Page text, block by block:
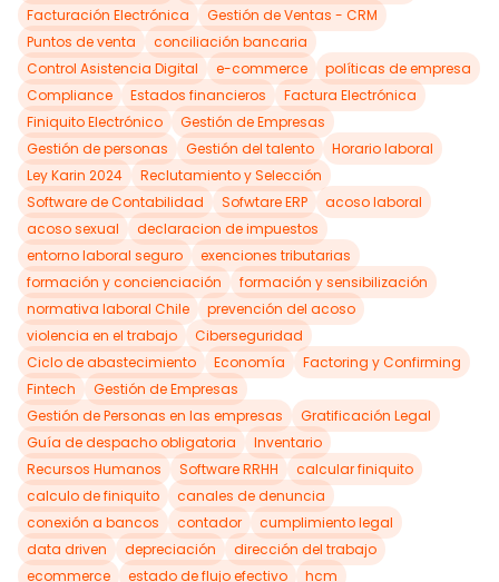
Facturación Electrónica
Gestión de Ventas - CRM
Puntos de venta
conciliación bancaria
Control Asistencia Digital
e-commerce
políticas de empresa
Compliance
Estados financieros
Factura Electrónica
Finiquito Electrónico
Gestión de Empresas
Gestión de personas
Gestión del talento
Horario laboral
Ley Karin 2024
Reclutamiento y Selección
Software de Contabilidad
Sofwtare ERP
acoso laboral
acoso sexual
declaracion de impuestos
entorno laboral seguro
exenciones tributarias
formación y concienciación
formación y sensibilización
normativa laboral Chile
prevención del acoso
violencia en el trabajo
Ciberseguridad
Ciclo de abastecimiento
Economía
Factoring y Confirming
Fintech
Gestión de Empresas
Gestión de Personas en las empresas
Gratificación Legal
Guía de despacho obligatoria
Inventario
Recursos Humanos
Software RRHH
calcular finiquito
calculo de finiquito
canales de denuncia
conexión a bancos
contador
cumplimiento legal
data driven
depreciación
dirección del trabajo
ecommerce
estado de flujo efectivo
hcm